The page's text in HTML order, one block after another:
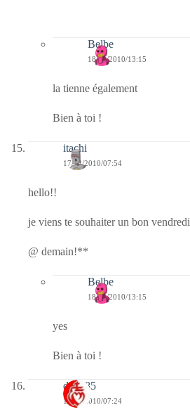
Belbe
18/12/2010/13:15
la tienne également
Bien à toi !
itachi
17/12/2010/07:54
hello!!
je viens te souhaiter un bon vendredi
@ demain!**
Belbe
18/12/2010/13:15
yes
Bien à toi !
dany85
17/12/2010/07:24